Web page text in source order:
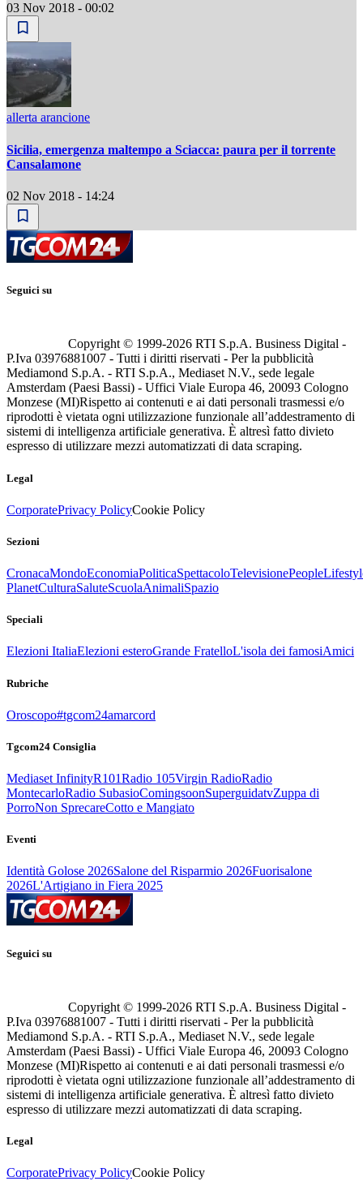
03 Nov 2018 - 00:02
allerta arancione
Sicilia, emergenza maltempo a Sciacca: paura per il torrente
Cansalamone
02 Nov 2018 - 14:24
Seguici su
Copyright © 1999-2026 RTI S.p.A. Business Digital -
P.Iva 03976881007 - Tutti i diritti riservati - Per la pubblicità
Mediamond S.p.A. - RTI S.p.A., Mediaset N.V., sede legale
Amsterdam (Paesi Bassi) - Uffici Viale Europa 46, 20093 Cologno
Monzese (MI)Rispetto ai contenuti e ai dati personali trasmessi e/o
riprodotti è vietata ogni utilizzazione funzionale all’addestramento di
sistemi di intelligenza artificiale generativa. È altresì fatto divieto
espresso di utilizzare mezzi automatizzati di data scraping.
Legal
CorporatePrivacy PolicyCookie Policy
Sezioni
CronacaMondoEconomiaPoliticaSpettacoloTelevisionePeople
PlanetCulturaSaluteScuolaAnimaliSpazio
Speciali
Elezioni ItaliaElezioni esteroGrande FratelloL'isola dei famosiAmici
Rubriche
Oroscopo#tgcom24amarcord
Tgcom24 Consiglia
Mediaset InfinityR101Radio 105Virgin RadioRadio
MontecarloRadio SubasioComingsoonSuperguidatvZuppa di
PorroNon SprecareCotto e Mangiato
Eventi
Identità Golose 2026Salone del Risparmio 2026Fuorisalone
2026L'Artigiano in Fiera 2025
Seguici su
Copyright © 1999-2026 RTI S.p.A. Business Digital -
P.Iva 03976881007 - Tutti i diritti riservati - Per la pubblicità
Mediamond S.p.A. - RTI S.p.A., Mediaset N.V., sede legale
Amsterdam (Paesi Bassi) - Uffici Viale Europa 46, 20093 Cologno
Monzese (MI)Rispetto ai contenuti e ai dati personali trasmessi e/o
riprodotti è vietata ogni utilizzazione funzionale all’addestramento di
sistemi di intelligenza artificiale generativa. È altresì fatto divieto
espresso di utilizzare mezzi automatizzati di data scraping.
Legal
CorporatePrivacy PolicyCookie Policy